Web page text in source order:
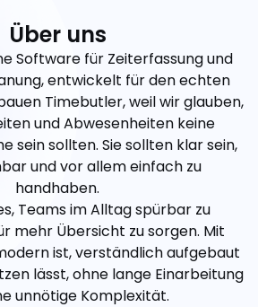
Über uns
Software für Zeiterfassung und
entwickelt für den echten
Timebutler, weil wir glauben,
und Abwesenheiten keine
sein sollten. Sie sollten klar sein,
und vor allem einfach zu
handhaben.
Teams im Alltag spürbar zu
mehr Übersicht zu sorgen. Mit
ist, verständlich aufgebaut
lässt, ohne lange Einarbeitung
unnötige Komplexität.